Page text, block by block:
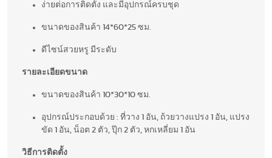
ง่ายต่อการติดตั้ง และมีอุปกรณ์ครบชุด
ขนาดของสินค้า 14*60*25 ซม.
ดีไซน์สวยหรู มีระดับ
รายละเอียดขนาด
ขนาดของสินค้า 10*30*10 ซม.
อุปกรณ์ประกอบด้วย : ที่วาง 1 อัน, ถ้วยวางแปรง 1 อัน, แปรง
ขัด 1 อัน, น็อต 2 ตัว, ปุ๊ก 2 ตัว, หกเหลี่ยม 1 อัน
วิธีการติดตั้ง